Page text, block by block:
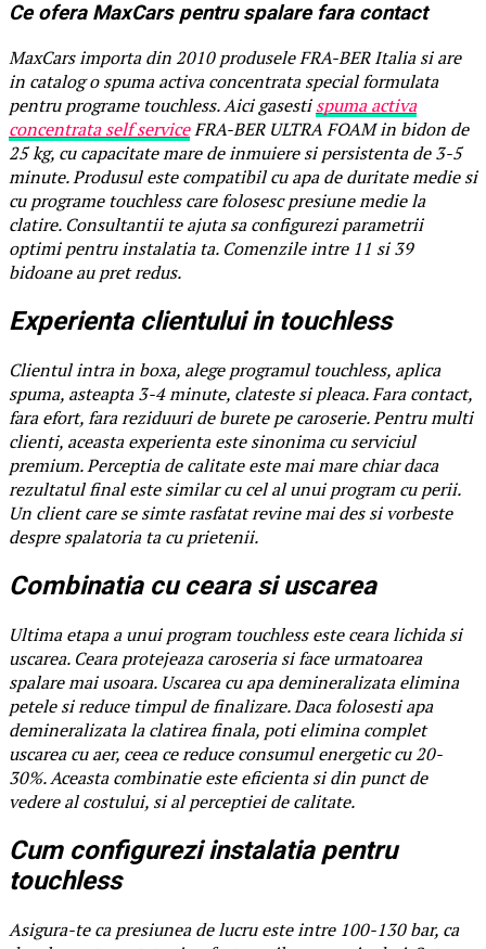
Ce ofera MaxCars pentru spalare fara contact
MaxCars importa din 2010 produsele FRA-BER Italia si are
in catalog o spuma activa concentrata special formulata
pentru programe touchless. Aici gasestispuma activa
concentrata self serviceFRA-BER ULTRA FOAM in bidon de
25 kg, cu capacitate mare de inmuiere si persistenta de 3-5
minute. Produsul este compatibil cu apa de duritate medie si
cu programe touchless care folosesc presiune medie la
clatire. Consultantii te ajuta sa configurezi parametrii
optimi pentru instalatia ta. Comenzile intre 11 si 39
bidoane au pret redus.
Experienta clientului in touchless
Clientul intra in boxa, alege programul touchless, aplica
spuma, asteapta 3-4 minute, clateste si pleaca. Fara contact,
fara efort, fara reziduuri de burete pe caroserie. Pentru multi
clienti, aceasta experienta este sinonima cu serviciul
premium. Perceptia de calitate este mai mare chiar daca
rezultatul final este similar cu cel al unui program cu perii.
Un client care se simte rasfatat revine mai des si vorbeste
despre spalatoria ta cu prietenii.
Combinatia cu ceara si uscarea
Ultima etapa a unui program touchless este ceara lichida si
uscarea. Ceara protejeaza caroseria si face urmatoarea
spalare mai usoara. Uscarea cu apa demineralizata elimina
petele si reduce timpul de finalizare. Daca folosesti apa
demineralizata la clatirea finala, poti elimina complet
uscarea cu aer, ceea ce reduce consumul energetic cu 20-
30%. Aceasta combinatie este eficienta si din punct de
vedere al costului, si al perceptiei de calitate.
Cum configurezi instalatia pentru
touchless
Asigura-te ca presiunea de lucru este intre 100-130 bar, ca